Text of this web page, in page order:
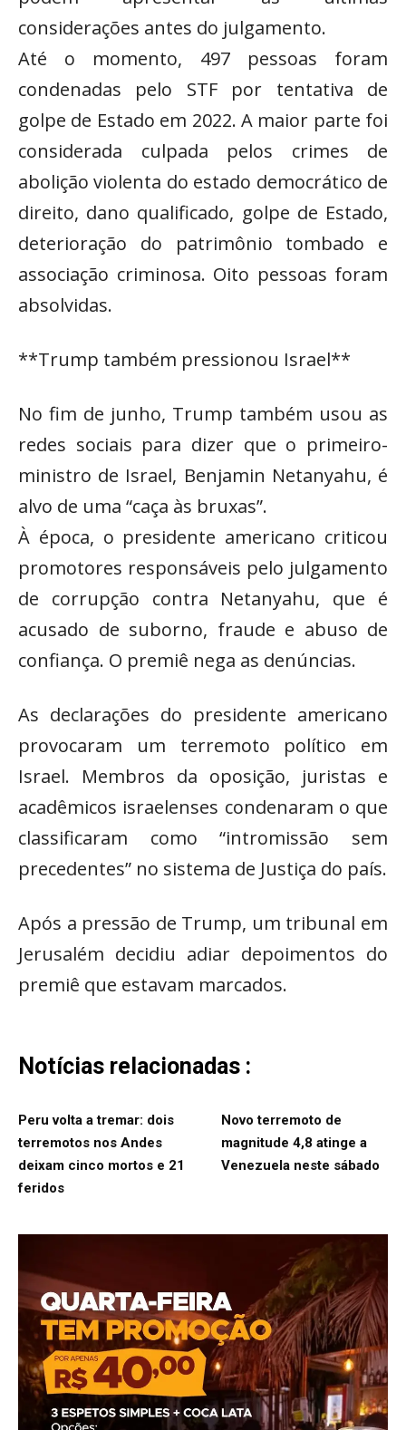
considerações antes do julgamento.
Até o momento, 497 pessoas foram
condenadas pelo STF por tentativa de
golpe de Estado em 2022. A maior parte foi
considerada culpada pelos crimes de
abolição violenta do estado democrático de
direito, dano qualificado, golpe de Estado,
deterioração do patrimônio tombado e
associação criminosa. Oito pessoas foram
absolvidas.
**Trump também pressionou Israel**
No fim de junho, Trump também usou as
redes sociais para dizer que o primeiro-
ministro de Israel, Benjamin Netanyahu, é
alvo de uma “caça às bruxas”.
À época, o presidente americano criticou
promotores responsáveis pelo julgamento
de corrupção contra Netanyahu, que é
acusado de suborno, fraude e abuso de
confiança. O premiê nega as denúncias.
As declarações do presidente americano
provocaram um terremoto político em
Israel. Membros da oposição, juristas e
acadêmicos israelenses condenaram o que
classificaram como “intromissão sem
precedentes” no sistema de Justiça do país.
Após a pressão de Trump, um tribunal em
Jerusalém decidiu adiar depoimentos do
premiê que estavam marcados.
Notícias relacionadas :
Peru volta a tremar: dois
terremotos nos Andes
deixam cinco mortos e 21
feridos
Novo terremoto de
magnitude 4,8 atinge a
Venezuela neste sábado